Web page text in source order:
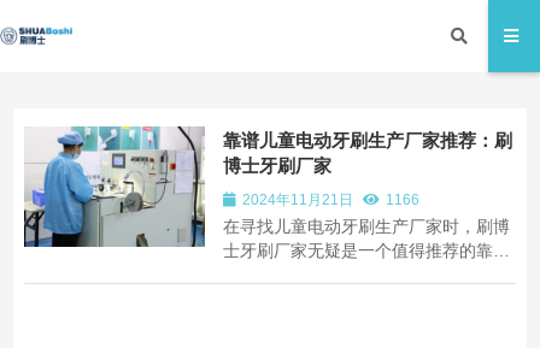
靠谱儿童电动牙刷生产厂家推荐：刷
博士牙刷厂家
2024年11月21日 1166
在寻找儿童电动牙刷生产厂家时，刷博
士牙刷厂家无疑是一个值得推荐的靠谱